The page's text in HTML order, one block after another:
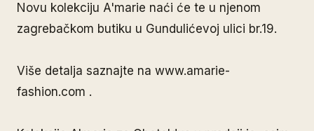
Novu kolekciju A'marie naći će te u njenom
zagrebačkom butiku u Gundulićevoj ulici br.19.
Više detalja saznajte na www.amarie-
fashion.com .